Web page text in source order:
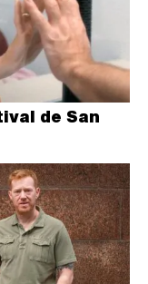
de San